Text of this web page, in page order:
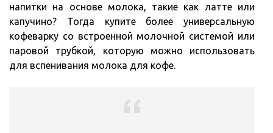
напитки на основе молока, такие как латте или
капучино? Тогда купите более универсальную
кофеварку со встроенной молочной системой или
паровой трубкой, которую можно использовать
для вспенивания молока для кофе.